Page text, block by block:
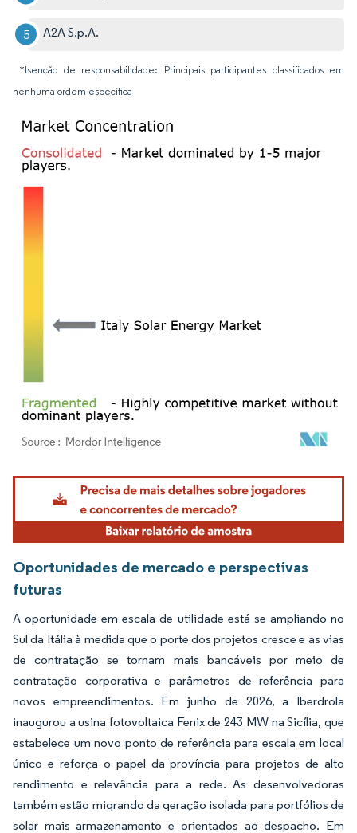
A2A S.p.A.
*Isenção de responsabilidade: Principais participantes classificados em
nenhuma ordem específica
Imagem © Mordor Intelligence. O reuso requer atribuição conforme CC BY 4.0.
Oportunidades de mercado e perspectivas
futuras
A oportunidade em escala de utilidade está se ampliando no
Sul da Itália à medida que o porte dos projetos cresce e as vias
de contratação se tornam mais bancáveis por meio de
contratação corporativa e parâmetros de referência para
novos empreendimentos. Em junho de 2026, a Iberdrola
inaugurou a usina fotovoltaica Fenix de 243 MW na Sicília, que
estabelece um novo ponto de referência para escala em local
único e reforça o papel da província para projetos de alto
rendimento e relevância para a rede. As desenvolvedoras
também estão migrando da geração isolada para portfólios de
solar mais armazenamento e orientados ao despacho. Em